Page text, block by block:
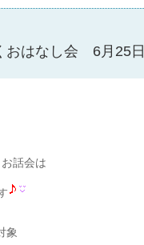
おはなし会 6月25
話会は
象